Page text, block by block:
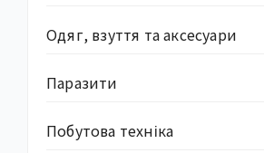
Одяг, взуття та аксесуари
Паразити
Побутова техніка